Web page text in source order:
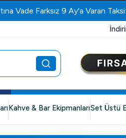
Vade Farksız 9 Ay'a Varan
Kahve & Bar EkipmanlarıSet Üstü